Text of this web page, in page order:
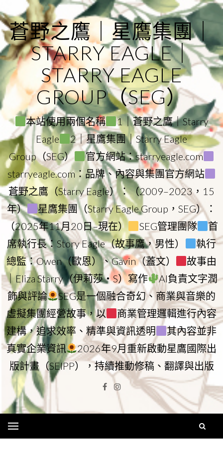
to
content
蒼野之鷹｜星鷹集團｜
STARRY EAGLE｜
STARRY EAGLE
GROUP（SEG）
本站使用兩個名稱
1｜蒼野之鷹｜Starry
Eagle
2｜星鷹集團｜Starry Eagle
Group（SEG）
官方網站：starryeagle.com
starryeagle.com：品牌、內容與集團官方網站
蒼野之鷹（Starry Eagle）：（2009–2023，15
年）
星鷹集團（Starry Eagle Group，SEG）：
（2025年11月20日–現在）
SEG管理團隊
首
席執行長：Story Eagle（故事鷹，男性）
執行
總監：Owen（歐恩）、Gavin（蓋文）
故事由
｜Eliza Starry（伊莉莎・S）寫作
AI負責文字潤
飾與評論
SEG是一個融合奇幻、商業與音樂的
虛擬集團經營故事，以
商業管理邏輯進行內容
建構，追求效率、精準與資訊透明
其內容並非
真實企業資訊
2026年9月重新啟動星鷹國際出
版計畫（SEIPP），持續推動修稿、翻譯與出版
Facebook
Instagram